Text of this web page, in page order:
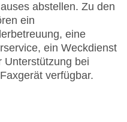
abstellen. Zu den
ein
eine
ein Weckdienst
Unterstützung bei
verfügbar.